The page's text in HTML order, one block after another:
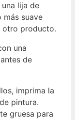
lija de
más suave
otro producto.
una
de
imprima la
pintura.
gruesa para